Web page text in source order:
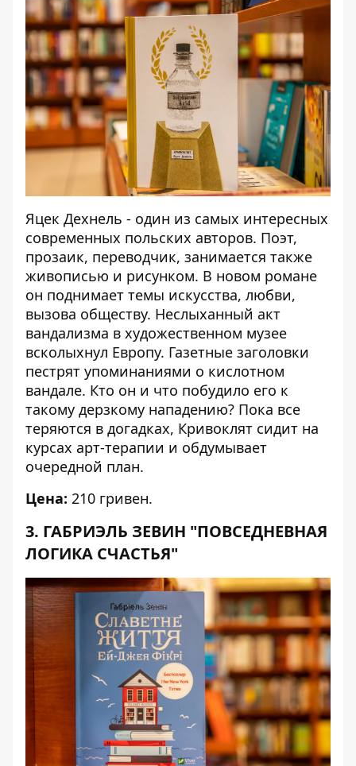
Яцек Дехнель - один из самых интересных
современных польских авторов. Поэт,
прозаик, переводчик, занимается также
живописью и рисунком. В новом романе
он поднимает темы искусства, любви,
вызова обществу. Неслыханный акт
вандализма в художественном музее
всколыхнул Европу. Газетные заголовки
пестрят упоминаниями о кислотном
вандале. Кто он и что побудило его к
такому дерзкому нападению? Пока все
теряются в догадках, Кривоклят сидит на
курсах арт-терапии и обдумывает
очередной план.
Цена: 210 гривен.
3. ГАБРИЭЛЬ ЗЕВИН "ПОВСЕДНЕВНАЯ
ЛОГИКА СЧАСТЬЯ"